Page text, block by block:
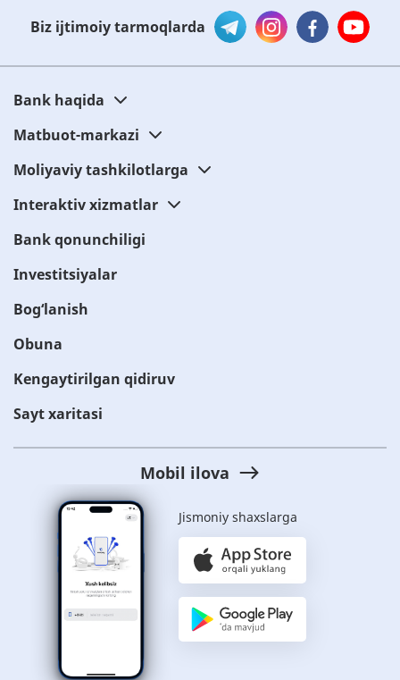
Biz ijtimoiy tarmoqlarda
Bank haqida
Matbuot-markazi
Moliyaviy tashkilotlarga
Interaktiv xizmatlar
Bank qonunchiligi
Investitsiyalar
Bog‘lanish
Obuna
Kengaytirilgan qidiruv
Sayt xaritasi
Mobil ilova
Jismoniy shaxslarga